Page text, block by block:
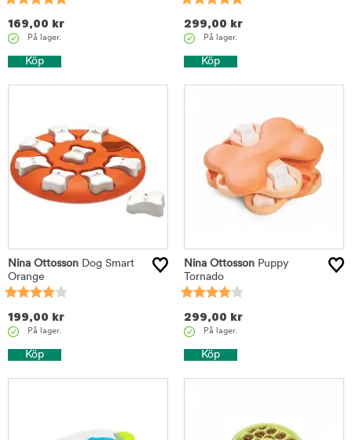
169,00 kr
På lager.
Köp
299,00 kr
På lager.
Köp
Nina Ottosson Dog Smart
Orange
199,00 kr
På lager.
Köp
Nina Ottosson Puppy
Tornado
299,00 kr
På lager.
Köp